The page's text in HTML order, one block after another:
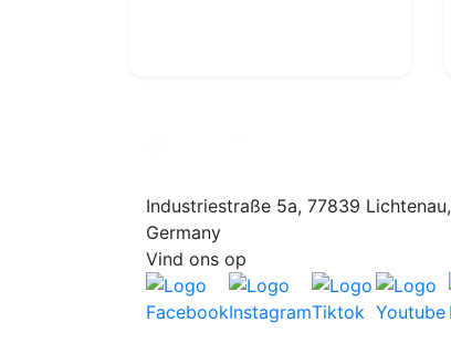
Industriestraße 5a, 77839 Lichtenau,
Germany
Vind ons op